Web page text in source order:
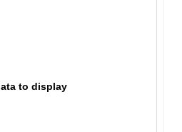
to display